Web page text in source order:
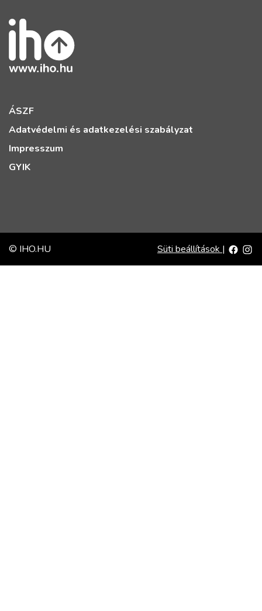
ÁSZF
Adatvédelmi és adatkezelési szabályzat
Impresszum
GYIK
© IHO.HU Süti beállítások |